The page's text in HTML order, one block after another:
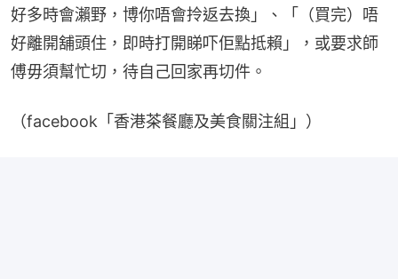
好多時會瀨野，博你唔會拎返去換」、「（買完）唔
好離開舖頭住，即時打開睇吓佢點抵賴」，或要求師
傅毋須幫忙切，待自己回家再切件。
（facebook「香港茶餐廳及美食關注組」）